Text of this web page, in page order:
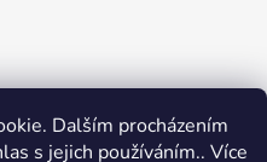
Dalším procházením
s jejich používáním.. Více